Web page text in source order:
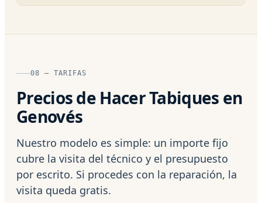
08 — TARIFAS
Precios de Hacer Tabiques en
Genovés
Nuestro modelo es simple: un importe fijo
cubre la visita del técnico y el presupuesto
por escrito. Si procedes con la reparación, la
visita queda gratis.